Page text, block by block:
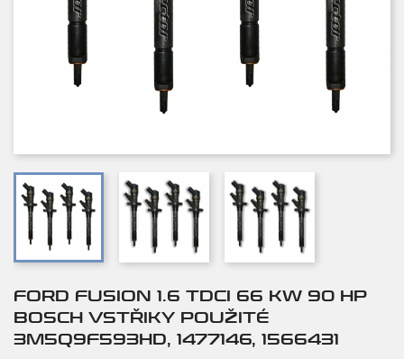
FORD FUSION 1.6 TDCI 66 KW 90 HP
BOSCH VSTŘIKY POUŽITÉ
3M5Q9F593HD, 1477146, 1566431